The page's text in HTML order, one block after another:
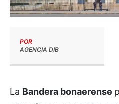
POR
AGENCIA DIB
La Bandera bonaerense